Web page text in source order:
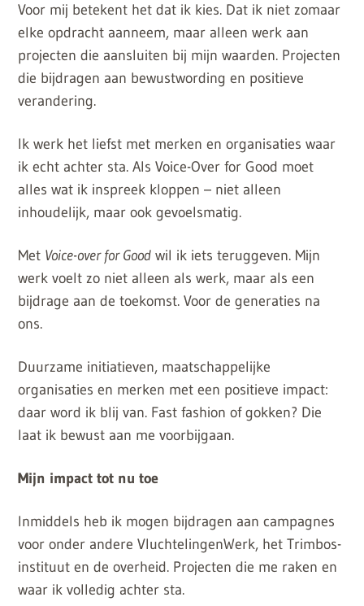
Voor mij betekent het dat ik kies. Dat ik niet zomaar
elke opdracht aanneem, maar alleen werk aan
projecten die aansluiten bij mijn waarden. Projecten
die bijdragen aan bewustwording en positieve
verandering.
Ik werk het liefst met merken en organisaties waar
ik echt achter sta. Als Voice-Over for Good moet
alles wat ik inspreek kloppen – niet alleen
inhoudelijk, maar ook gevoelsmatig.
Met Voice-over for Good wil ik iets teruggeven. Mijn
werk voelt zo niet alleen als werk, maar als een
bijdrage aan de toekomst. Voor de generaties na
ons.
Duurzame initiatieven, maatschappelijke
organisaties en merken met een positieve impact:
daar word ik blij van. Fast fashion of gokken? Die
laat ik bewust aan me voorbijgaan.
Mijn impact tot nu toe
Inmiddels heb ik mogen bijdragen aan campagnes
voor onder andere VluchtelingenWerk, het Trimbos-
instituut en de overheid. Projecten die me raken en
waar ik volledig achter sta.